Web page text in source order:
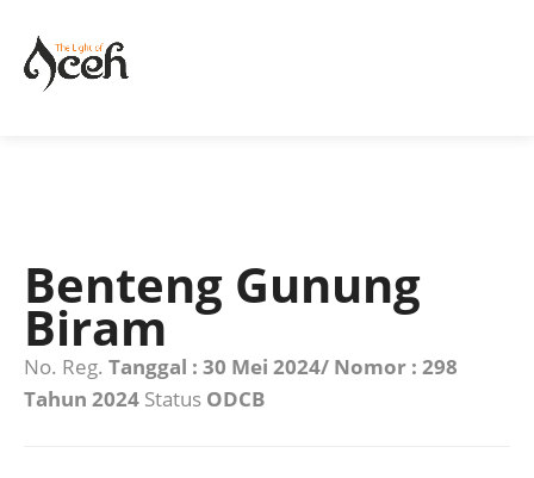
Benteng Gunung
Biram
No. Reg. Tanggal : 30 Mei 2024/ Nomor : 298
Tahun 2024 Status ODCB